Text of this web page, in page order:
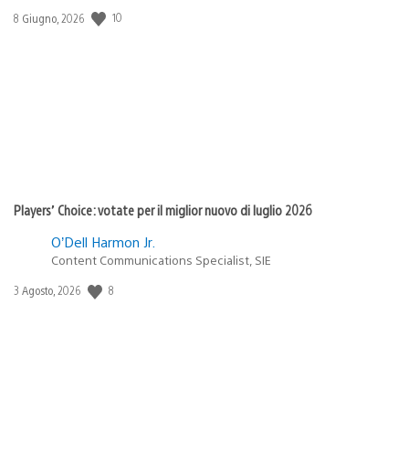
Data
8 Giugno, 2026 10
Players’ Choice: votate per il miglior nuovo di luglio 2026
O’Dell Harmon Jr.
Content Communications Specialist, SIE
Data
3 Agosto, 2026 8